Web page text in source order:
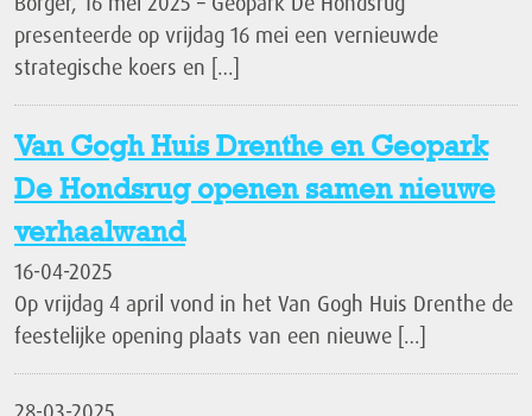
presenteerde op vrijdag 16 mei een vernieuwde
strategische koers en […]
Van Gogh Huis Drenthe en Geopark
De Hondsrug openen samen nieuwe
verhaalwand
16-04-2025
Op vrijdag 4 april vond in het Van Gogh Huis Drenthe de
feestelijke opening plaats van een nieuwe […]